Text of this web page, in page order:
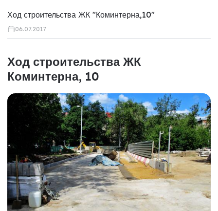
Ход строительства ЖК "Коминтерна,10"
06.07.2017
Ход строительства ЖК
Коминтерна, 10